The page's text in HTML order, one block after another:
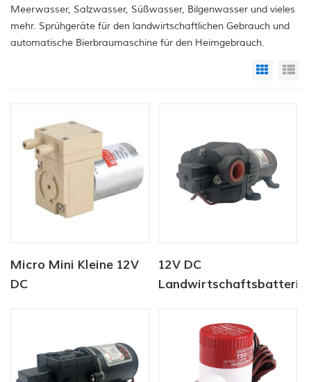
Meerwasser, Salzwasser, Süßwasser, Bilgenwasser und vieles
mehr. Sprühgeräte für den landwirtschaftlichen Gebrauch und
automatische Bierbraumaschine für den Heimgebrauch.
Grid
Micro Mini Kleine 12V
DC
12V DC
Landwirtschaftsbatterie-